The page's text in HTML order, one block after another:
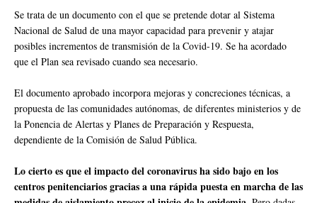
Se trata de un documento con el que se pretende dotar al Sistema
Nacional de Salud de una mayor capacidad para prevenir y atajar
posibles incrementos de transmisión de la Covid-19. Se ha acordado
que el Plan sea revisado cuando sea necesario.
El documento aprobado incorpora mejoras y concreciones técnicas, a
propuesta de las comunidades autónomas, de diferentes ministerios y de
la Ponencia de Alertas y Planes de Preparación y Respuesta,
dependiente de la Comisión de Salud Pública.
Lo cierto es que el impacto del coronavirus ha sido bajo en los
centros penitenciarios gracias a una rápida puesta en marcha de las